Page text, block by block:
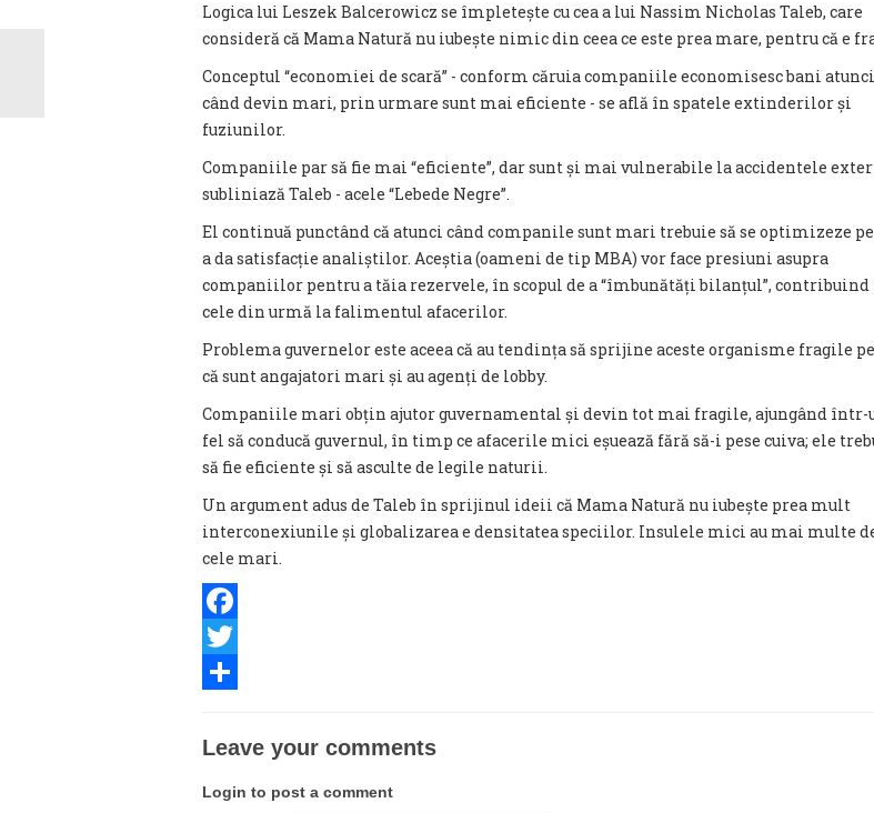
Logica lui Leszek Balcerowicz se împletește cu cea a lui Nassim Nicholas Taleb, care
consideră că Mama Natură nu iubește nimic din ceea ce este prea mare, pentru că e
Conceptul “economiei de scară” - conform căruia companiile economisesc bani atunci
când devin mari, prin urmare sunt mai eficiente - se află în spatele extinderilor și
fuziunilor.
Companiile par să fie mai “eficiente”, dar sunt și mai vulnerabile la accidentele
subliniază Taleb - acele “Lebede Negre”.
El continuă punctând că atunci când companile sunt mari trebuie să se optimizeze
a da satisfacție analiștilor. Aceștia (oameni de tip MBA) vor face presiuni asupra
companiilor pentru a tăia rezervele, în scopul de a “îmbunătăți bilanțul”,
cele din urmă la falimentul afacerilor.
Problema guvernelor este aceea că au tendința să sprijine aceste organisme fragile
că sunt angajatori mari și au agenți de lobby.
Companiile mari obțin ajutor guvernamental și devin tot mai fragile, ajungând într-
fel să conducă guvernul, în timp ce afacerile mici eșuează fără să-i pese cuiva; ele
să fie eficiente și să asculte de legile naturii.
Un argument adus de Taleb în sprijinul ideii că Mama Natură nu iubește prea mult
interconexiunile și globalizarea e densitatea speciilor. Insulele mici au mai multe
cele mari.
Facebook
Twitter
Leave your comments
Login to post a comment